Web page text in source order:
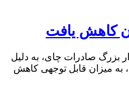
کاهش یافت
بزرگ صادرات چای، به دلیل
به میزان قابل توجهی کاهش